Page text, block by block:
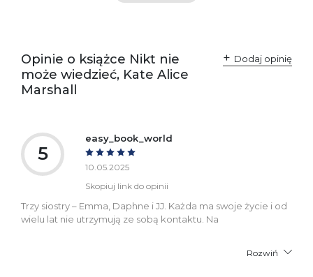
Polska
kontakt@wydajenamsie.pl
+48 61 623 38 38
Opinie o książce Nikt nie
może wiedzieć, Kate Alice
Marshall
Dodaj opinię
5
easy_book_world
10.05.2025
Skopiuj link do opinii
Trzy siostry – Emma, Daphne i JJ. Każda ma swoje życie i od
wielu lat nie utrzymują ze sobą kontaktu. Na
Rozwiń